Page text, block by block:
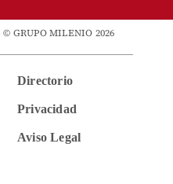
© GRUPO MILENIO 2026
Directorio
Privacidad
Aviso Legal